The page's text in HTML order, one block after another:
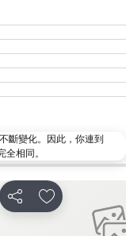
Metro Station
園
Station
際機場
斷變化。因此，你連到
相同。
分享 放到收藏夾